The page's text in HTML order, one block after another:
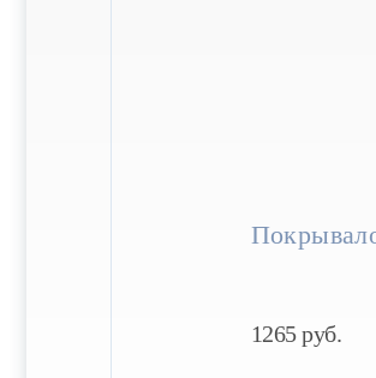
1265руб.